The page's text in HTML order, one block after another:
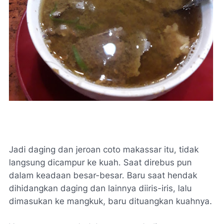
Jadi daging dan jeroan coto makassar itu, tidak
langsung dicampur ke kuah. Saat direbus pun
dalam keadaan besar-besar. Baru saat hendak
dihidangkan daging dan lainnya diiris-iris, lalu
dimasukan ke mangkuk, baru dituangkan kuahnya.